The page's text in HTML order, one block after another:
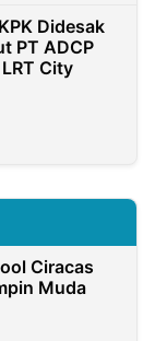
Didesak
PT ADCP
City
Ciracas
Muda